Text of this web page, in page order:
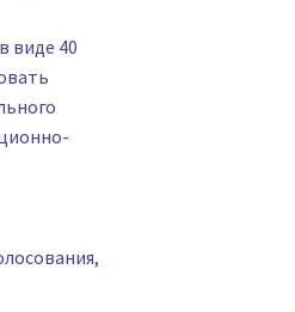
виде 40